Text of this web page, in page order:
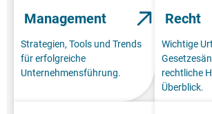
Management
Strategien, Tools und Trends
für erfolgreiche
Unternehmensführung.
Recht
Wichtige
rechtliche
Überblick.